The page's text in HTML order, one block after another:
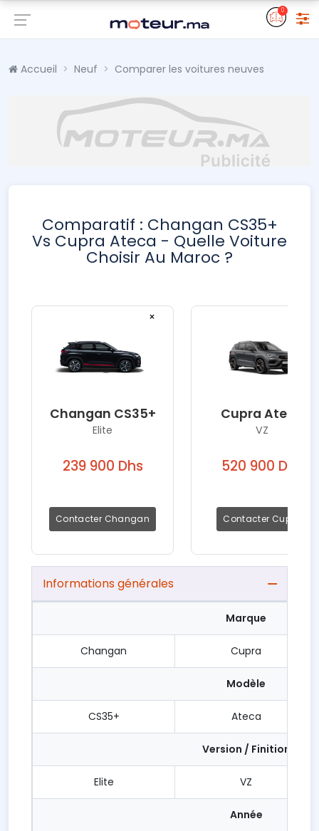
0
Accueil Neuf Comparer les voitures neuves
Comparatif : Changan CS35+
Vs Cupra Ateca - Quelle Voiture
Choisir Au Maroc ?
×
Changan CS35+
Elite
239 900 Dhs
Contacter Changan
Cupra Ateca
VZ
520 900 Dhs
Contacter Cupra
Informations générales
Marque
Changan Cupra
Modèle
CS35+ Ateca
Version / Finition
Elite VZ
Année